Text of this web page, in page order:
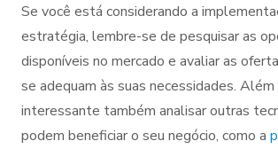
Se você está considerando a
estratégia, lembre-se de pesquisar as
disponíveis no mercado e avaliar as
se adequam às suas necessidades. Além
interessante também analisar outras
podem beneficiar o seu negócio, como a